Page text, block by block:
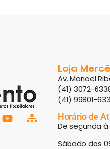
Loja
Av. Manoel
(41) 3072-
(41) 99801-
Horário de
De segunda à
Sábado das